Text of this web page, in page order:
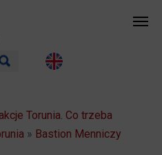
Torunia. Co trzeba
» Bastion Menniczy